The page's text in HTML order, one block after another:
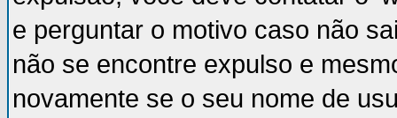
e perguntar o motivo caso não
não se encontre expulso e
novamente se o seu nome de